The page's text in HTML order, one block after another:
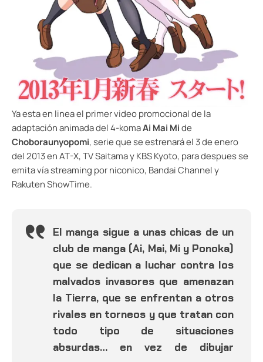
Ya esta en linea el primer video promocional de la
adaptación animada del 4-komaAi Mai Mide
Choboraunyopomi, serie que se estrenará el 3 de enero
del 2013 en AT-X, TV Saitama y KBS Kyoto, para despues se
emita vía streaming por niconico, Bandai Channel y
Rakuten ShowTime.
El manga sigue a unas chicas de un
club de manga (Ai, Mai, Mi y Ponoka)
que se dedican a luchar contra los
malvados invasores que amenazan
la Tierra, que se enfrentan a otros
rivales en torneos y que tratan con
todo tipo de situaciones
absurdas… en vez de dibujar